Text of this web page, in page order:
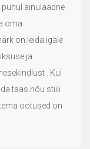
ainulaadne
oma
on leida igale
ja
. Kui
taas nõu stiili
ootused on